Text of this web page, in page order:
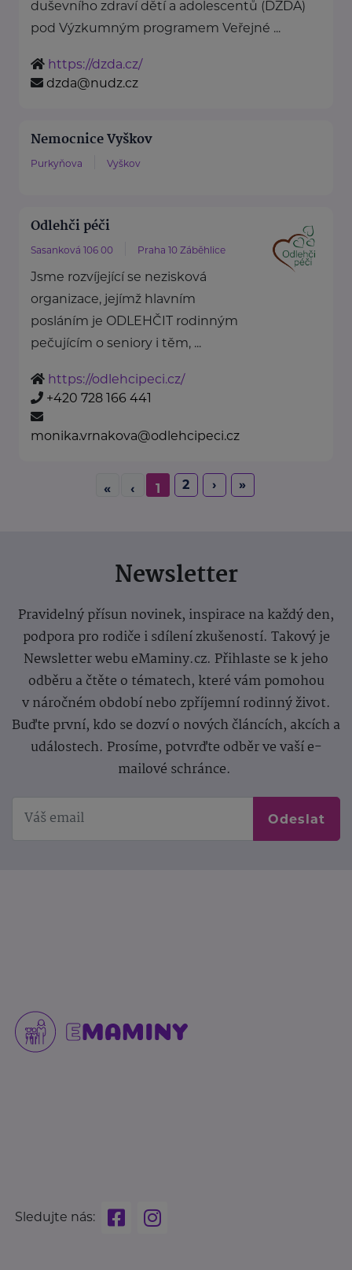
duševního zdraví dětí a adolescentů (DZDA)
pod Výzkumným programem Veřejné ...
https://dzda.cz/
dzda@nudz.cz
Nemocnice Vyškov
Purkyňova Vyškov
Odlehči péči
Sasanková 106 00 Praha 10 Záběhlice
Jsme rozvíjející se nezisková
organizace, jejímž hlavním
posláním je ODLEHČIT rodinným
pečujícím o seniory i těm, ...
https://odlehcipeci.cz/
+420 728 166 441
monika.vrnakova@odlehcipeci.cz
« ‹ 1 2 › »
Newsletter
Pravidelný přísun novinek, inspirace na každý den,
podpora pro rodiče i sdílení zkušeností. Takový je
Newsletter webu eMaminy.cz. Přihlaste se k jeho
odběru a čtěte o tématech, které vám pomohou
v náročném období nebo zpříjemní rodinný život.
Buďte první, kdo se dozví o nových článcích, akcích a
událostech. Prosíme, potvrďte odběr ve vaší e-
mailové schránce.
Odeslat
Sledujte nás: